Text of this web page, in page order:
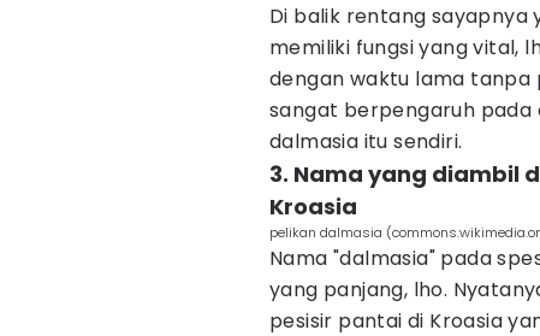
Di balik rentang sayapnya
memiliki fungsi yang vital,
dengan waktu lama tanpa
sangat berpengaruh pada
dalmasia itu sendiri.
3. Nama yang diambil
Kroasia
pelikan dalmasia
Nama "dalmasia" pada
yang panjang, lho.
pesisir pantai di Kroasia